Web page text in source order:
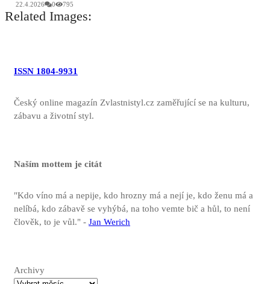
22.4.2026 0 795
Related Images:
ISSN 1804-9931
Český online magazín Zvlastnistyl.cz zaměřující se na kulturu,
zábavu a životní styl.
Naším mottem je citát
"Kdo víno má a nepije, kdo hrozny má a nejí je, kdo ženu má a
nelíbá, kdo zábavě se vyhýbá, na toho vemte bič a hůl, to není
člověk, to je vůl." - Jan Werich
Archivy